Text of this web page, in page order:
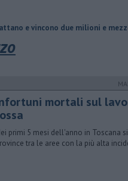
due milioni e mezzo di euro
mortali sul
primi 5 mesi dell'anno in Toscana
tra le aree con la più alta